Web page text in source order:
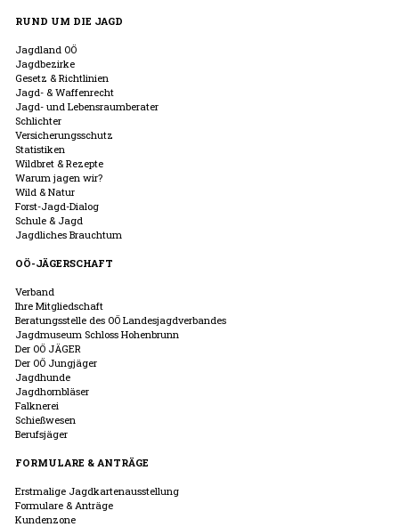
RUND UM DIE JAGD
Jagdland OÖ
Jagdbezirke
Gesetz & Richtlinien
Jagd- & Waffenrecht
Jagd- und Lebensraumberater
Schlichter
Versicherungsschutz
Statistiken
Wildbret & Rezepte
Warum jagen wir?
Wild & Natur
Forst-Jagd-Dialog
Schule & Jagd
Jagdliches Brauchtum
OÖ-JÄGERSCHAFT
Verband
Ihre Mitgliedschaft
Beratungsstelle des OÖ Landesjagdverbandes
Jagdmuseum Schloss Hohenbrunn
Der OÖ JÄGER
Der OÖ Jungjäger
Jagdhunde
Jagdhornbläser
Falknerei
Schießwesen
Berufsjäger
FORMULARE & ANTRÄGE
Erstmalige Jagdkartenausstellung
Formulare & Anträge
Kundenzone